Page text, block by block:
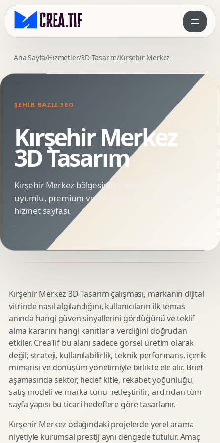
Ana Sayfa/Hizmetler/3D Tasarım/Kırşehir Merkez
ŞEHIR BAZLI SEO
Kırşehir Merkez
3D Tasarım
Kırşehir Merkez bölgesindeki markalar için SEO
uyumlu, premium ve animasyonlu 3D Tasarım
hizmet sayfası.
Kırşehir Merkez 3D Tasarım çalışması, markanın dijital
vitrinde nasıl algılandığını, kullanıcıların ilk temas
anında hangi güven sinyallerini gördüğünü ve teklif
alma kararını hangi kanıtlarla verdiğini doğrudan
etkiler. CreaTif bu alanı sadece görsel üretim olarak
değil; strateji, kullanılabilirlik, teknik performans, içerik
mimarisi ve dönüşüm yönetimiyle birlikte ele alır. Brief
aşamasında sektör, hedef kitle, rekabet yoğunluğu,
satış modeli ve marka tonu netleştirilir; ardından tüm
sayfa yapısı bu ticari hedeflere göre tasarlanır.
Kırşehir Merkez odağındaki projelerde yerel arama
niyetiyle kurumsal prestij aynı dengede tutulur. Amaç